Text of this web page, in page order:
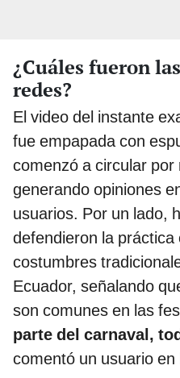
¿Cuáles fueron
redes?
El video del instante
fue empapada con
comenzó a circular por
generando opiniones
usuarios. Por un lado,
defendieron la
costumbres
Ecuador, señalando
son comunes en las
parte del carnaval,
comentó un usuario